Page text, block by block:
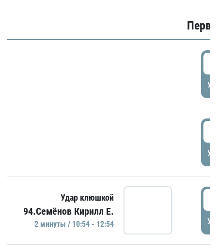
Удар клюшкой
94.Семёнов Кирилл Е.
2 минуты / 10:54 - 12:54